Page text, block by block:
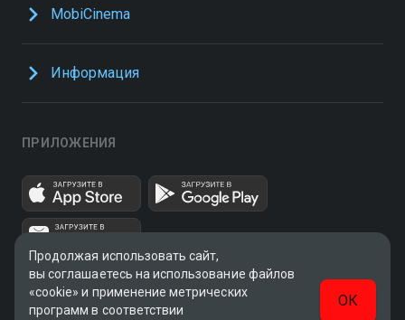
MobiCinema
Информация
ПРИЛОЖЕНИЯ
Продолжая использовать сайт,
вы соглашаетесь на использование файлов
«cookie» и применение метрических
программ в соответствии
ОК